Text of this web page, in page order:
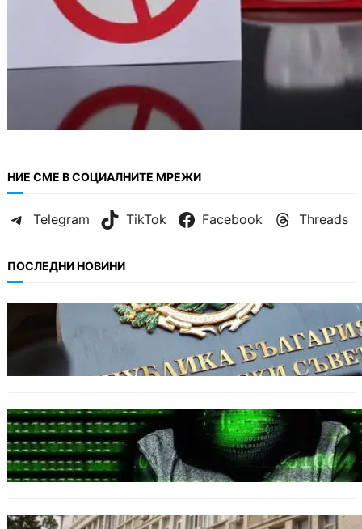
НИЕ СМЕ В СОЦИАЛНИТЕ МРЕЖИ
Telegram TikTok Facebook Threads
ПОСЛЕДНИ НОВИНИ
БЪЛГАРИЯ
Кабинетът прие нов статут за професиите в
спортната подготовка
БЪЛГАРИЯ
Разкриха дългогодишен пробив в
държавни информационни системи
ОБЩЕСТВО